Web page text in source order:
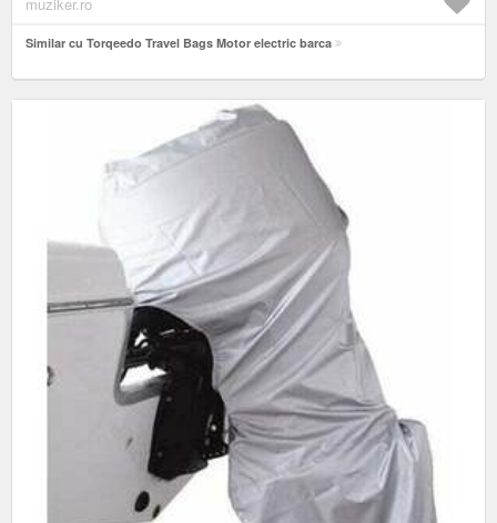
Similar cu Torqeedo Travel Bags Motor electric barca